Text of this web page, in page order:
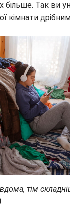
більше. Так ви
кімнати
тім